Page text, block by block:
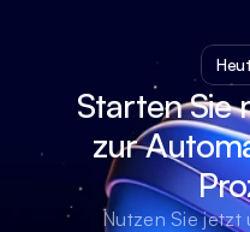
Starten Sie
zur
Nutzen Sie jetzt